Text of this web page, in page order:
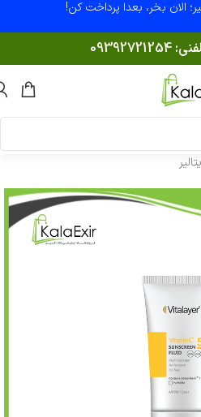
الان بخر، بعدا پرداخت کن!
09392721254